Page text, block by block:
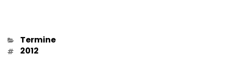
Kategorien
Termine
Schlagwörter
2012